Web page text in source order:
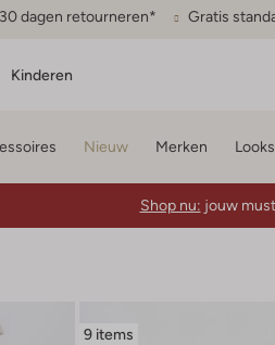
dagen retourneren* Gratis
Kinderen
Nieuw Merken
Shop nu: jouw
9 items